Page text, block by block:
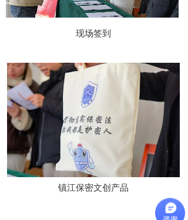
现场签到
镇江保密文创产品